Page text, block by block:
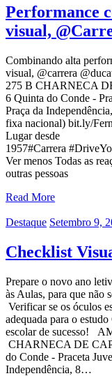
Performance
visual,
Combinando alta
visual, @carrera
275 B CHARNECA
6 Quinta do Conde -
Praça da
fixa nacional) bit.ly/
Lugar desde
1957#Carrera
Ver menos Todas as
outras pessoas
Read More
Categories
Destaque Posted
Setembro 9,
Checklist
Prepare o novo ano
às Aulas, para que não
Verificar se os óculos
adequada para o
escolar de sucesso!
CHARNECA DE
do Conde - Praceta
Independência, 8…